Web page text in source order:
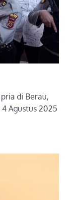
di Berau,
Agustus 2025